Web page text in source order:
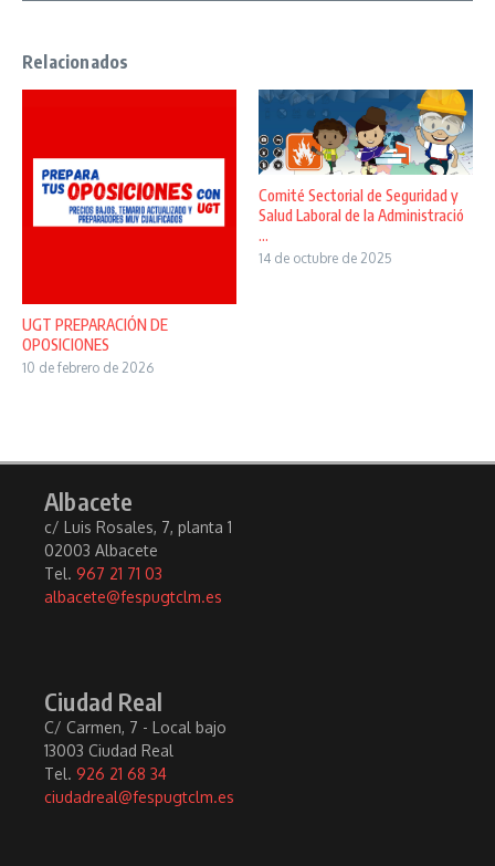
Relacionados
UGT PREPARACIÓN DE
OPOSICIONES
10 de febrero de 2026
Comité Sectorial de Seguridad y
Salud Laboral de la Administració
...
14 de octubre de 2025
Albacete
c/ Luis Rosales, 7, planta 1
02003 Albacete
Tel. 967 21 71 03
albacete@fespugtclm.es
Ciudad Real
C/ Carmen, 7 - Local bajo
13003 Ciudad Real
Tel. 926 21 68 34
ciudadreal@fespugtclm.es